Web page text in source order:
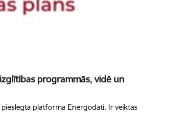
programmās, vidē un
platforma Energodati. Ir veiktas